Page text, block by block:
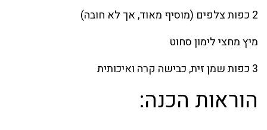
2 כפות צלפים (מוסיף מאוד, אך לא חובה)
מיץ מחצי לימון סחוט
3 כפות שמן זית, כבישה קרה ואיכותית
הוראות הכנה: